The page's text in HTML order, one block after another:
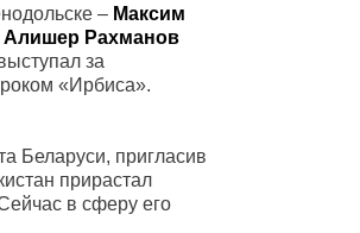
– Максим
Алишер Рахманов
за
«Ирбиса».
Беларуси, пригласив
прирастал
в сферу его